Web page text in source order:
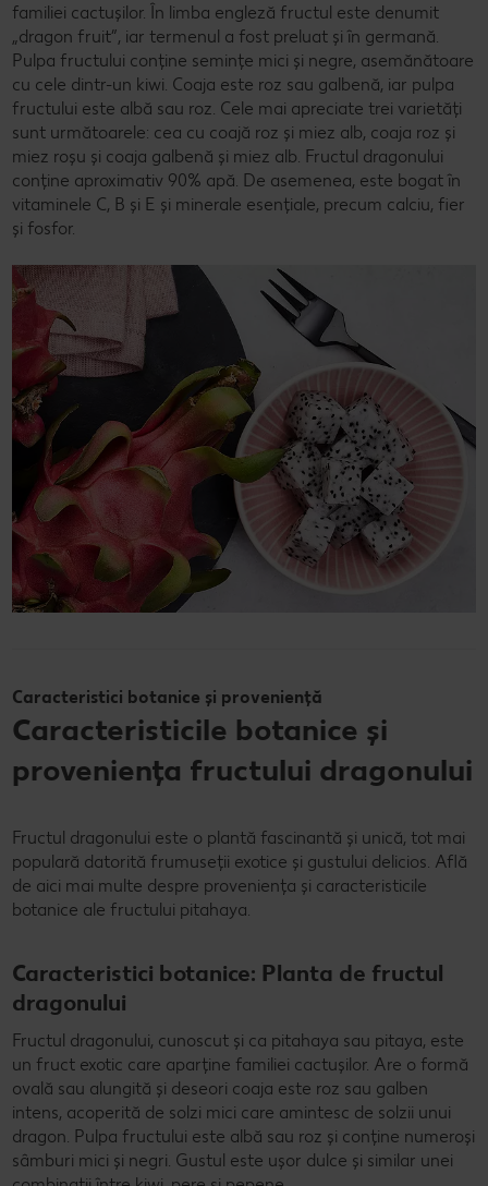
familiei cactușilor. În limba engleză fructul este denumit
„dragon fruit”, iar termenul a fost preluat și în germană.
Pulpa fructului conține semințe mici și negre, asemănătoare
cu cele dintr-un kiwi. Coaja este roz sau galbenă, iar pulpa
fructului este albă sau roz. Cele mai apreciate trei varietăți
sunt următoarele: cea cu coajă roz și miez alb, coaja roz și
miez roșu și coaja galbenă și miez alb. Fructul dragonului
conține aproximativ 90% apă. De asemenea, este bogat în
vitaminele C, B și E și minerale esențiale, precum calciu, fier
și fosfor.
Caracteristici botanice și proveniență
Caracteristicile botanice și
proveniența fructului dragonului
Fructul dragonului este o plantă fascinantă și unică, tot mai
populară datorită frumuseții exotice și gustului delicios. Află
de aici mai multe despre proveniența și caracteristicile
botanice ale fructului pitahaya.
Caracteristici botanice: Planta de fructul
dragonului
Fructul dragonului, cunoscut și ca pitahaya sau pitaya, este
un fruct exotic care aparține familiei cactușilor. Are o formă
ovală sau alungită și deseori coaja este roz sau galben
intens, acoperită de solzi mici care amintesc de solzii unui
dragon. Pulpa fructului este albă sau roz și conține numeroși
sâmburi mici și negri. Gustul este ușor dulce și similar unei